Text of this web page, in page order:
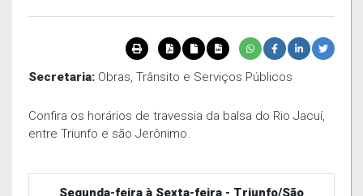
Secretaria: Obras, Trânsito e Serviços Públicos
Confira os horários de travessia da balsa do Rio Jacuí,
entre Triunfo e são Jerônimo.
Segunda-feira à Sexta-feira - Triunfo/São